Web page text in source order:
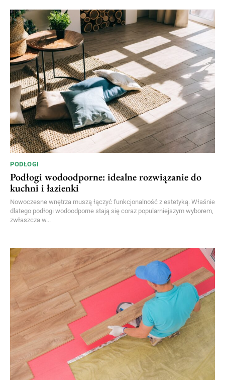
PODŁOGI
Podłogi wodoodporne: idealne rozwiązanie do
kuchni i łazienki
Nowoczesne wnętrza muszą łączyć funkcjonalność z estetyką. Właśnie
dlatego podłogi wodoodporne stają się coraz popularniejszym wyborem,
zwłaszcza w...